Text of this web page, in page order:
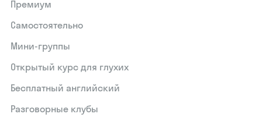
Премиум
Самостоятельно
Мини-группы
Открытый курс для глухих
Бесплатный английский
Разговорные клубы